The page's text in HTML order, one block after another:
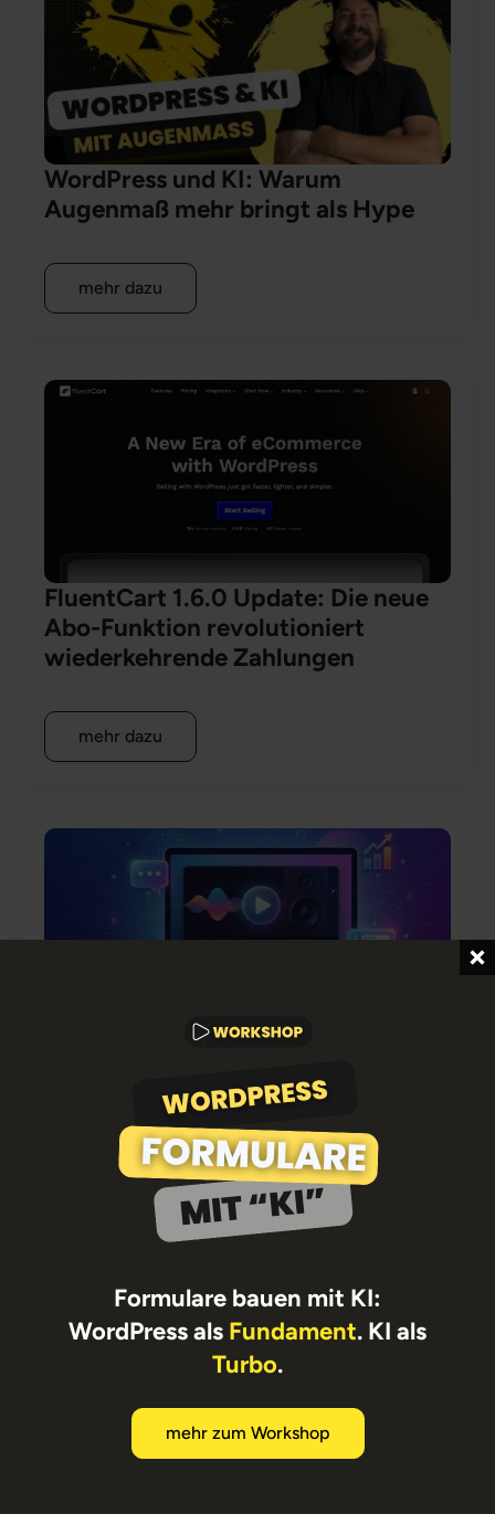
WordPress und KI: Warum
Augenmaß mehr bringt als Hype
mehr dazu
FluentCart 1.6.0 Update: Die neue
Abo-Funktion revolutioniert
wiederkehrende Zahlungen
mehr dazu
Bestes WordPress Video Plugin: Der
große FluentPlayer Guide
mehr dazu
Dein WordPress-
Business. Endlich ohne
Technikfrust.
Formulare bauen mit KI:
WordPress als Fundament. KI als
Turbo.
mehr zum Workshop